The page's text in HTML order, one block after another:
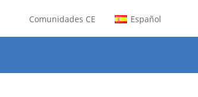
Comunidades CE Español
agosto.